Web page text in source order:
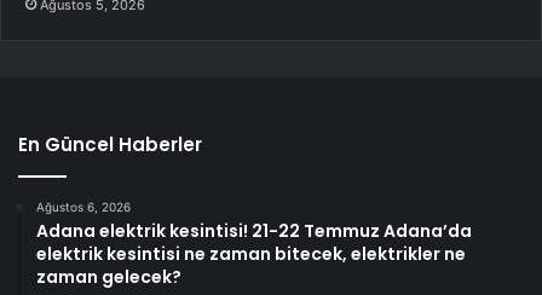
Ağustos 5, 2026
En Güncel Haberler
Ağustos 6, 2026
Adana elektrik kesintisi! 21-22 Temmuz Adana’da
elektrik kesintisi ne zaman bitecek, elektrikler ne
zaman gelecek?